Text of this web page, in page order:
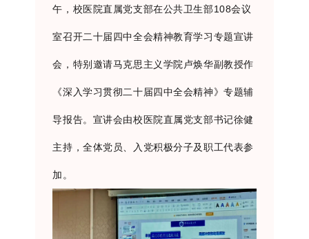
午，校医院直属党支部在公共卫生部108会议
室召开二十届四中全会精神教育学习专题宣讲
会，特别邀请马克思主义学院卢焕华副教授作
《深入学习贯彻二十届四中全会精神》专题辅
导报告。宣讲会由校医院直属党支部书记徐健
主持，全体党员、入党积极分子及职工代表参
加。